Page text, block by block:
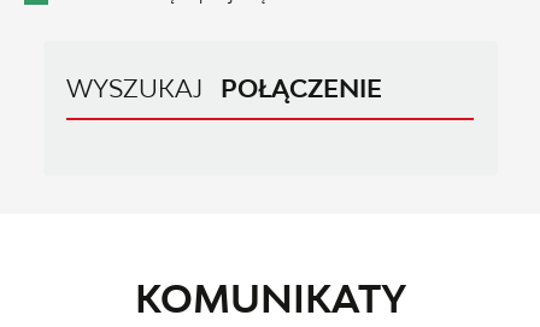
WYSZUKAJ POŁĄCZENIE
KOMUNIKATY